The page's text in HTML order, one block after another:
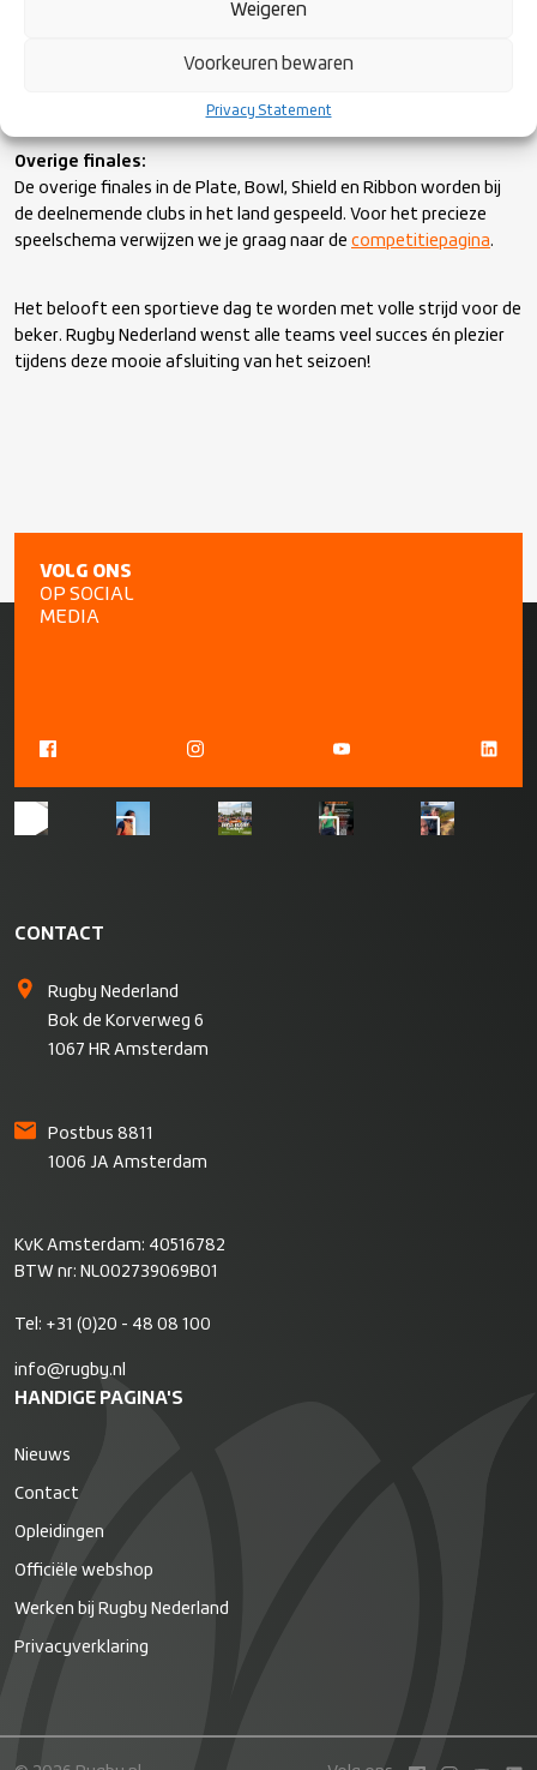
Weigeren
Voorkeuren bewaren
Privacy Statement
Voor wie niet in Amsterdam aanwezig kan zijn, zijn deze drie Cup
Overige finales:
De overige finales in de Plate, Bowl, Shield en Ribbon worden bij
de deelnemende clubs in het land gespeeld. Voor het precieze
speelschema verwijzen we je graag naar de competitiepagina.
Het belooft een sportieve dag te worden met volle strijd voor de
beker. Rugby Nederland wenst alle teams veel succes én plezier
tijdens deze mooie afsluiting van het seizoen!
VOLG ONS
OP SOCIAL
MEDIA
CONTACT
Rugby Nederland
Bok de Korverweg 6
1067 HR Amsterdam
Postbus 8811
1006 JA Amsterdam
KvK Amsterdam: 40516782
BTW nr: NL002739069B01
Tel: +31 (0)20 - 48 08 100
info@rugby.nl
HANDIGE PAGINA'S
Nieuws
Contact
Opleidingen
Officiële webshop
Werken bij Rugby Nederland
Privacyverklaring